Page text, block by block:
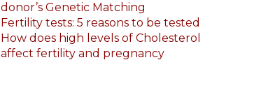
donor’s Genetic Matching
Fertility tests: 5 reasons to be tested
How does high levels of Cholesterol
affect fertility and pregnancy